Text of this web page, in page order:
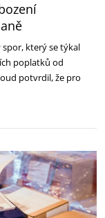
který se týkal
poplatků od
potvrdil, že pro